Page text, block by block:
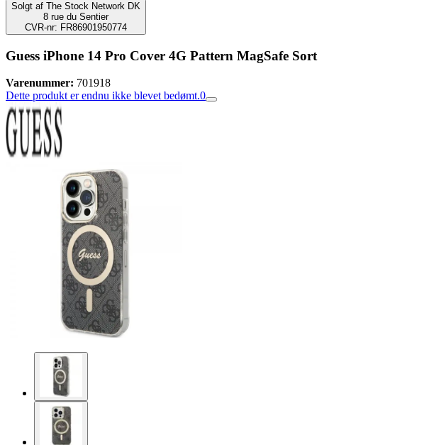
Solgt af The Stock Network DK
8 rue du Sentier
CVR-nr: FR86901950774
Guess iPhone 14 Pro Cover 4G Pattern MagSafe Sort
Varenummer: 701918
Dette produkt er endnu ikke blevet bedømt.0